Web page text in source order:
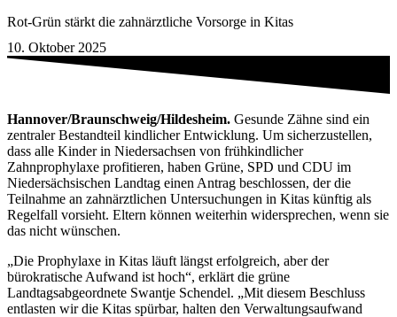
Rot-Grün stärkt die zahnärztliche Vorsorge in Kitas
10. Oktober 2025
Hannover/Braunschweig/Hildesheim. Gesunde Zähne sind ein
zentraler Bestandteil kindlicher Entwicklung. Um sicherzustellen,
dass alle Kinder in Niedersachsen von frühkindlicher
Zahnprophylaxe profitieren, haben Grüne, SPD und CDU im
Niedersächsischen Landtag einen Antrag beschlossen, der die
Teilnahme an zahnärztlichen Untersuchungen in Kitas künftig als
Regelfall vorsieht. Eltern können weiterhin widersprechen, wenn sie
das nicht wünschen.
„Die Prophylaxe in Kitas läuft längst erfolgreich, aber der
bürokratische Aufwand ist hoch“, erklärt die grüne
Landtagsabgeordnete Swantje Schendel. „Mit diesem Beschluss
entlasten wir die Kitas spürbar, halten den Verwaltungsaufwand